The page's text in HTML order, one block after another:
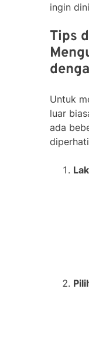
ingin
Tips
Untuk
luar
ada